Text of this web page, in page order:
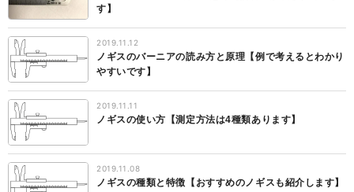
す】
2019.11.12
ノギスのバーニアの読み方と原理【例で考えるとわかり
やすいです】
2019.11.11
ノギスの使い方【測定方法は4種類あります】
2019.11.08
ノギスの種類と特徴【おすすめのノギスも紹介します】